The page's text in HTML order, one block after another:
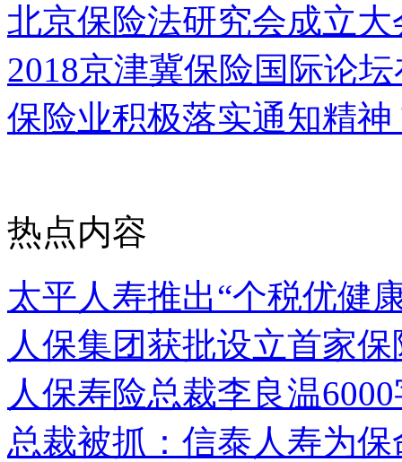
北京保险法研究会成立大
2018京津冀保险国际论
保险业积极落实通知精神
热点内容
太平人寿推出“个税优健
人保集团获批设立首家保
人保寿险总裁李良温
总裁被抓：信泰人寿为保